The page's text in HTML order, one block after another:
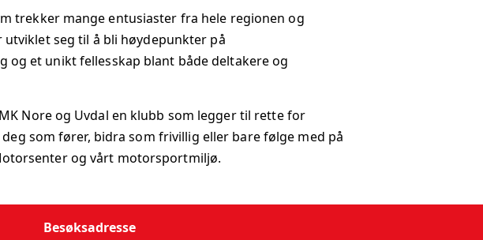
trekker mange entusiaster fra hele regionen og
utviklet seg til å bli høydepunkter på
et unikt fellesskap blant både deltakere og
Nore og Uvdal en klubb som legger til rette for
som fører, bidra som frivillig eller bare følge med på
og vårt motorsportmiljø.
Besøksadresse